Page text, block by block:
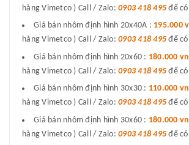
hàng Vimetco ) Call / Zalo: 0903 418 495 để
Giá bán nhôm định hình 20x40A : 195.000
hàng Vimetco ) Call / Zalo: 0903 418 495 để
Giá bán nhôm định hình 20x60 : 180.000
hàng Vimetco ) Call / Zalo: 0903 418 495 để
Giá bán nhôm định hình 30x30 : 110.000
hàng Vimetco ) Call / Zalo: 0903 418 495để
Giá bán nhôm định hình 30x60 : 180.000
hàng Vimetco ) Call / Zalo: 0903 418 495 để